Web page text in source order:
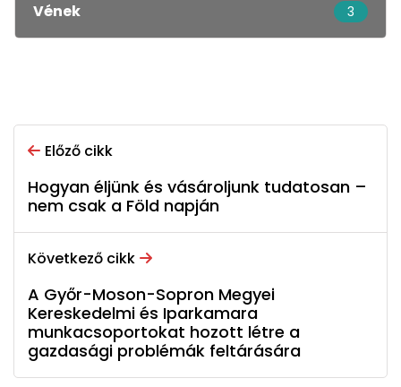
Vének 3
Előző cikk
Hogyan éljünk és vásároljunk tudatosan –
nem csak a Föld napján
Következő cikk
A Győr-Moson-Sopron Megyei
Kereskedelmi és Iparkamara
munkacsoportokat hozott létre a
gazdasági problémák feltárására